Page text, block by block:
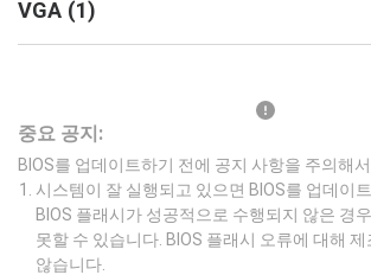
VGA (1)
중요 공지:
BIOS를 업데이트하기 전에 공지 사항을 주의해
시스템이 잘 실행되고 있으면 BIOS를 업데이
BIOS 플래시가 성공적으로 수행되지 않은 경
못할 수 있습니다. BIOS 플래시 오류에 대해
않습니다.